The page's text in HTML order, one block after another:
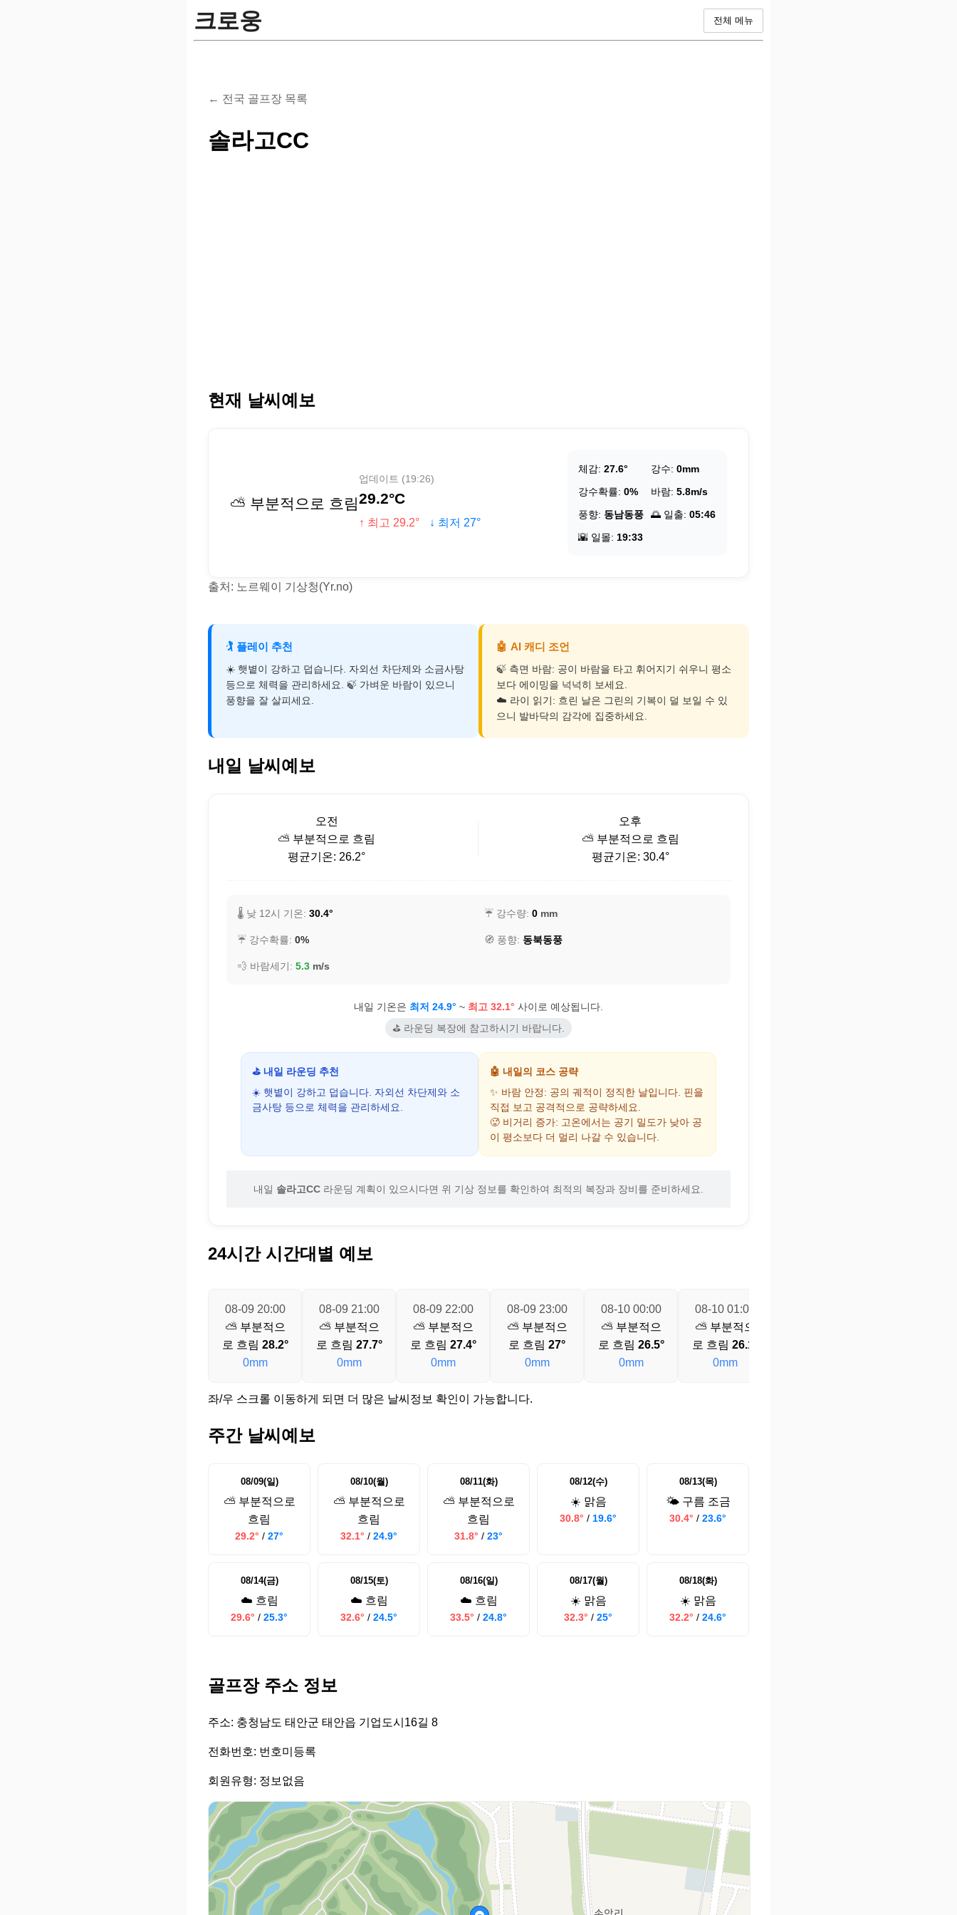
크로웅 전체 메뉴
← 전국 골프장 목록
솔라고CC
현재 날씨예보
⛅ 부분적으로 흐림
업데이트 (19:26)
29.2°C
↑ 최고 29.2° ↓ 최저 27°
체감: 27.6° 강수: 0mm
강수확률: 0% 바람: 5.8m/s
풍향: 동남동풍 🌅 일출: 05:46
🌇 일몰: 19:33
출처: 노르웨이 기상청(Yr.no)
🏌️ 플레이 추천
☀️ 햇볕이 강하고 덥습니다. 자외선 차단제와 소금사탕
등으로 체력을 관리하세요. 🍃 가벼운 바람이 있으니
풍향을 잘 살피세요.
🤖 AI 캐디 조언
🍃 측면 바람: 공이 바람을 타고 휘어지기 쉬우니 평소
보다 에이밍을 넉넉히 보세요.
☁️ 라이 읽기: 흐린 날은 그린의 기복이 덜 보일 수 있
으니 발바닥의 감각에 집중하세요.
내일 날씨예보
오전
⛅ 부분적으로 흐림
평균기온: 26.2°
오후
⛅ 부분적으로 흐림
평균기온: 30.4°
🌡️ 낮 12시 기온: 30.4° ☔ 강수량: 0 mm
☔ 강수확률: 0% 🧭 풍향: 동북동풍
💨 바람세기: 5.3 m/s
내일 기온은 최저 24.9° ~ 최고 32.1° 사이로 예상됩니다.
⛳ 라운딩 복장에 참고하시기 바랍니다.
⛳ 내일 라운딩 추천
☀️ 햇볕이 강하고 덥습니다. 자외선 차단제와 소
금사탕 등으로 체력을 관리하세요.
🤖 내일의 코스 공략
✨ 바람 안정: 공의 궤적이 정직한 날입니다. 핀을
직접 보고 공격적으로 공략하세요.
🥵 비거리 증가: 고온에서는 공기 밀도가 낮아 공
이 평소보다 더 멀리 나갈 수 있습니다.
내일 솔라고CC 라운딩 계획이 있으시다면 위 기상 정보를 확인하여 최적의 복장과 장비를 준비하세요.
24시간 시간대별 예보
08-09 20:00
⛅ 부분적으
로 흐림 28.2°
0mm
08-09 21:00
⛅ 부분적으
로 흐림 27.7°
0mm
08-09 22:00
⛅ 부분적으
로 흐림 27.4°
0mm
08-09 23:00
⛅ 부분적으
로 흐림 27°
0mm
08-10 00:00
⛅ 부분적으
로 흐림 26.5°
0mm
08-10 01:00
⛅ 부분적으
로 흐림 26.1°
0mm
좌/우 스크롤 이동하게 되면 더 많은 날씨정보 확인이 가능합니다.
주간 날씨예보
08/09(일)
⛅ 부분적으로
흐림
29.2° / 27°
08/10(월)
⛅ 부분적으로
흐림
32.1° / 24.9°
08/11(화)
⛅ 부분적으로
흐림
31.8° / 23°
08/12(수)
☀️ 맑음
30.8° / 19.6°
08/13(목)
🌤️ 구름 조금
30.4° / 23.6°
08/14(금)
☁️ 흐림
29.6° / 25.3°
08/15(토)
☁️ 흐림
32.6° / 24.5°
08/16(일)
☁️ 흐림
33.5° / 24.8°
08/17(월)
☀️ 맑음
32.3° / 25°
08/18(화)
☀️ 맑음
32.2° / 24.6°
골프장 주소 정보
주소: 충청남도 태안군 태안읍 기업도시16길 8
전화번호: 번호미등록
회원유형: 정보없음